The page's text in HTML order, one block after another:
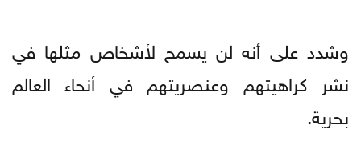
وشدد على أنه لن يسمح لأشخاص مثلها في
نشر كراهيتهم وعنصريتهم في أنحاء العالم
بحرية.